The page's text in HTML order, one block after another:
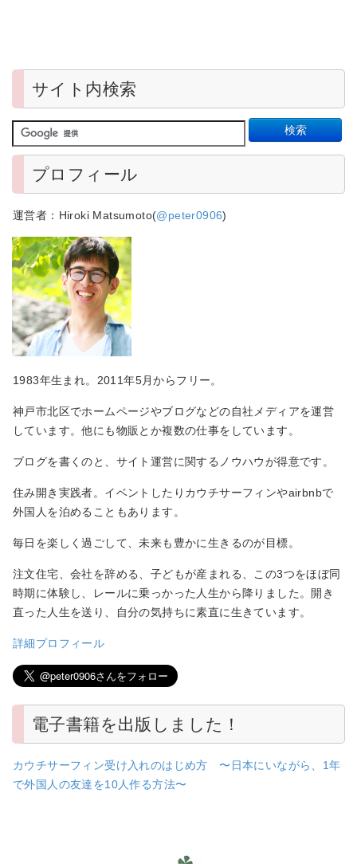
サイト内検索
プロフィール
運営者：Hiroki Matsumoto(@peter0906)
1983年生まれ。2011年5月からフリー。
神戸市北区でホームページやブログなどの自社メディアを運営
しています。他にも物販とか複数の仕事をしています。
ブログを書くのと、サイト運営に関するノウハウが得意です。
住み開き実践者。イベントしたりカウチサーフィンやairbnbで
外国人を泊めることもあります。
毎日を楽しく過ごして、未来も豊かに生きるのが目標。
注文住宅、会社を辞める、子どもが産まれる、この3つをほぼ同
時期に体験し、レールに乗っかった人生から降りました。開き
直った人生を送り、自分の気持ちに素直に生きています。
詳細プロフィール
電子書籍を出版しました！
カウチサーフィン受け入れのはじめ方 〜日本にいながら、1年
で外国人の友達を10人作る方法〜